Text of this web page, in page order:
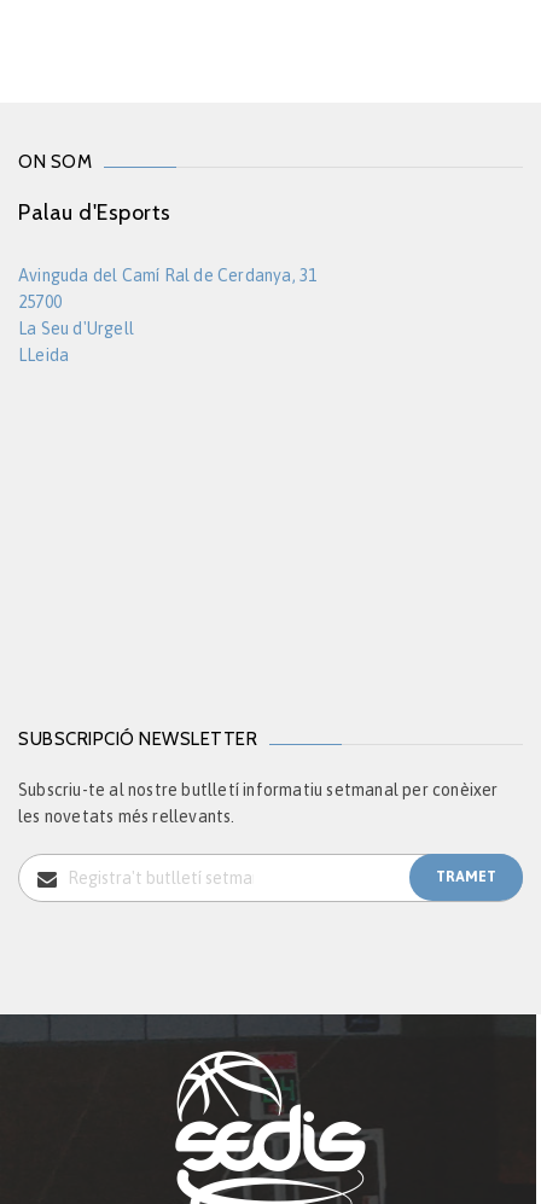
ON SOM
Palau d'Esports
Avinguda del Camí Ral de Cerdanya, 31
25700
La Seu d'Urgell
LLeida
SUBSCRIPCIÓ NEWSLETTER
Subscriu-te al nostre butlletí informatiu setmanal per conèixer
les novetats més rellevants.